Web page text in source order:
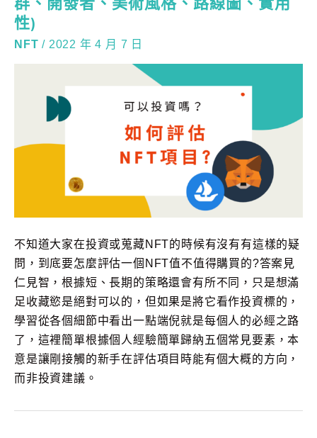
性)
NFT / 2022 年 4 月 7 日
不知道大家在投資或蒐藏NFT的時候有沒有有這樣的疑
問，到底要怎麼評估一個NFT值不值得購買的?答案見
仁見智，根據短、長期的策略還會有所不同，只是想滿
足收藏慾是絕對可以的，但如果是將它看作投資標的，
學習從各個細節中看出一點端倪就是每個人的必經之路
了，這裡簡單根據個人經驗簡單歸納五個常見要素，本
意是讓剛接觸的新手在評估項目時能有個大概的方向，
而非投資建議。